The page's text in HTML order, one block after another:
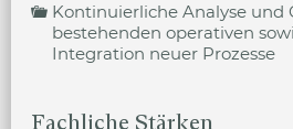
Kontinuierliche Analyse
bestehenden operativen
Integration neuer Prozesse
Fachliche Stärken